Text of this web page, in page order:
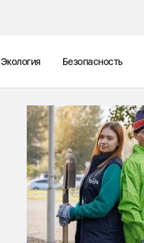
Экология Безопасность